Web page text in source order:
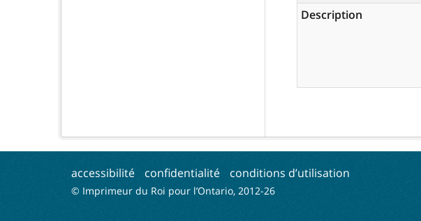
Description
accessibilité confidentialité conditions d’utilisation
© Imprimeur du Roi pour l’Ontario, 2012-26